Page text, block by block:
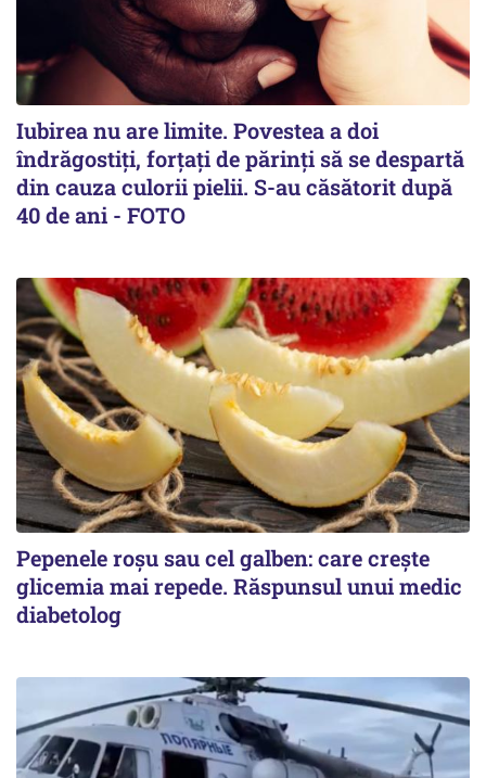
Iubirea nu are limite. Povestea a doi
îndrăgostiţi, forţaţi de părinţi să se despartă
din cauza culorii pielii. S-au căsătorit după
40 de ani - FOTO
Pepenele roșu sau cel galben: care crește
glicemia mai repede. Răspunsul unui medic
diabetolog